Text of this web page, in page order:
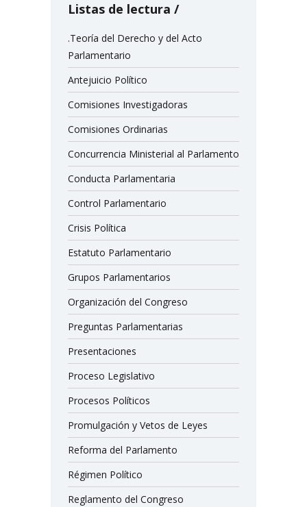
Listas de lectura
.Teoría del Derecho y del Acto
Parlamentario
Antejuicio Político
Comisiones Investigadoras
Comisiones Ordinarias
Concurrencia Ministerial al Parlamento
Conducta Parlamentaria
Control Parlamentario
Crisis Política
Estatuto Parlamentario
Grupos Parlamentarios
Organización del Congreso
Preguntas Parlamentarias
Presentaciones
Proceso Legislativo
Procesos Políticos
Promulgación y Vetos de Leyes
Reforma del Parlamento
Régimen Político
Reglamento del Congreso